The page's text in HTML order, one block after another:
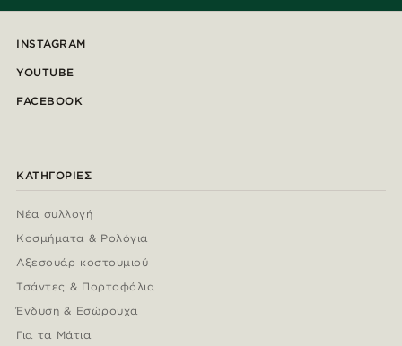
INSTAGRAM
YOUTUBE
FACEBOOK
ΚΑΤΗΓΟΡΊΕΣ
Νέα συλλογή
Κοσμήματα & Ρολόγια
Αξεσουάρ κοστουμιού
Τσάντες & Πορτοφόλια
Ένδυση & Εσώρουχα
Για τα Μάτια